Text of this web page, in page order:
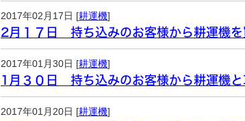
2017年02月17日 [耕運機]
2月１７日 持ち込みのお客様から耕運機を
2017年01月30日 [耕運機]
1月３０日 持ち込みのお客様から耕運機と
2017年01月20日 [耕運機]